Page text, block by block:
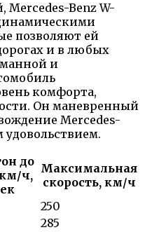
Benz W-
позволяют ей
и в любых
и
комфорта,
Он маневренный
Mercedes-
до
ч,
Максимальная
скорость, км/ч
250
285